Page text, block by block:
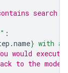
search
:
.name} with
would
to the